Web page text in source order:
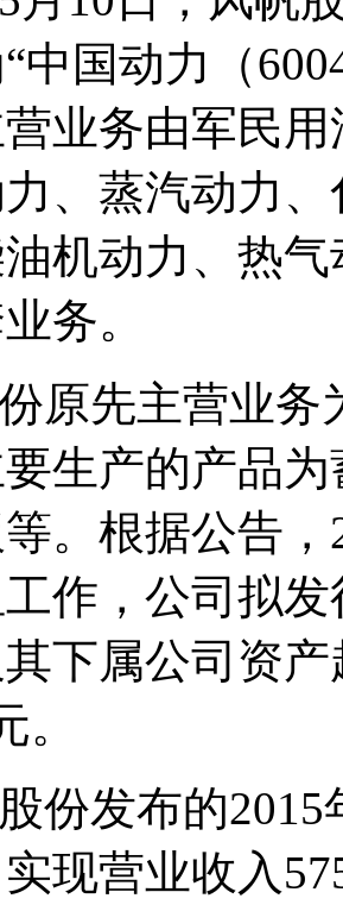
中国动力（
业务由军民
、蒸汽动力
机动力、热
务。
原先主营业
生产的产品
。根据公告
作，公司拟
下属公司资
。
份发布的
现营业收入